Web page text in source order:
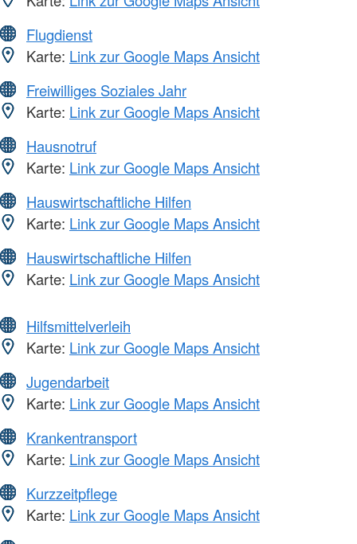
Flugdienst
Karte: Link zur Google Maps Ansicht
Freiwilliges Soziales Jahr
Karte: Link zur Google Maps Ansicht
Hausnotruf
Karte: Link zur Google Maps Ansicht
Hauswirtschaftliche Hilfen
Karte: Link zur Google Maps Ansicht
Hauswirtschaftliche Hilfen
Karte: Link zur Google Maps Ansicht
Hilfsmittelverleih
Karte: Link zur Google Maps Ansicht
Jugendarbeit
Karte: Link zur Google Maps Ansicht
Krankentransport
Karte: Link zur Google Maps Ansicht
Kurzzeitpflege
Karte: Link zur Google Maps Ansicht